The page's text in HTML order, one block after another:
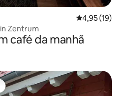
4,95 de uma
4,95 (19)
Zentrum
café da manhã
dos hóspedes